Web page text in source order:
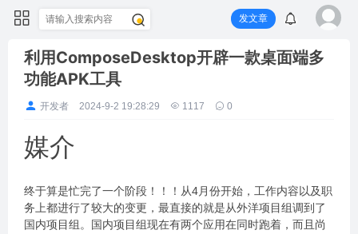
发文章
利用ComposeDesktop开辟一款桌面端多
功能APK工具
开发者 2024-9-2 19:28:29 1117 0
媒介
终于算是忙完了一个阶段！！！从4月份开始，工作内容以及职
务上都进行了较大的变更，最直接的就是从外洋项目组调到了
国内项目组。国内项目组现在有两个应用在同时跑着，而且尚